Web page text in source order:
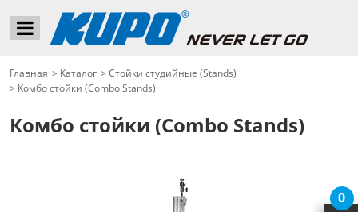
Главная > Каталог > Стойки студийные (Stands)
> Комбо стойки (Combo Stands)
Комбо стойки (Combo Stands)
0